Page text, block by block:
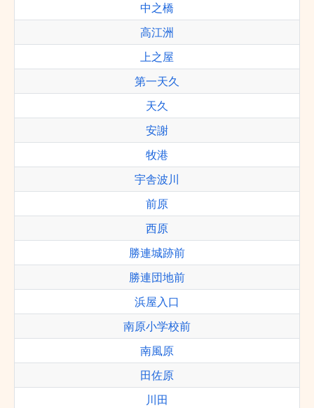
中之橋
高江洲
上之屋
第一天久
天久
安謝
牧港
宇舎波川
前原
西原
勝連城跡前
勝連団地前
浜屋入口
南原小学校前
南風原
田佐原
川田